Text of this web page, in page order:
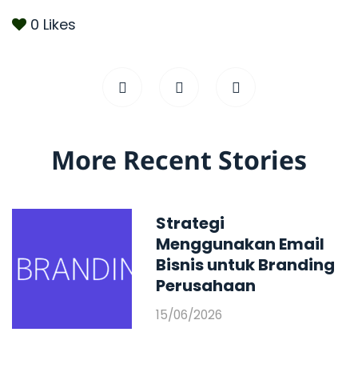
0 Likes
More Recent Stories
Strategi
Menggunakan Email
Bisnis untuk Branding
Perusahaan
15/06/2026